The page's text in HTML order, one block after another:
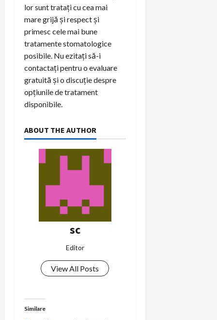
lor sunt tratați cu cea mai
mare grijă și respect și
primesc cele mai bune
tratamente stomatologice
posibile. Nu ezitați să-i
contactați pentru o evaluare
gratuită și o discuție despre
opțiunile de tratament
disponibile.
ABOUT THE AUTHOR
sc
Editor
View All Posts
Similare